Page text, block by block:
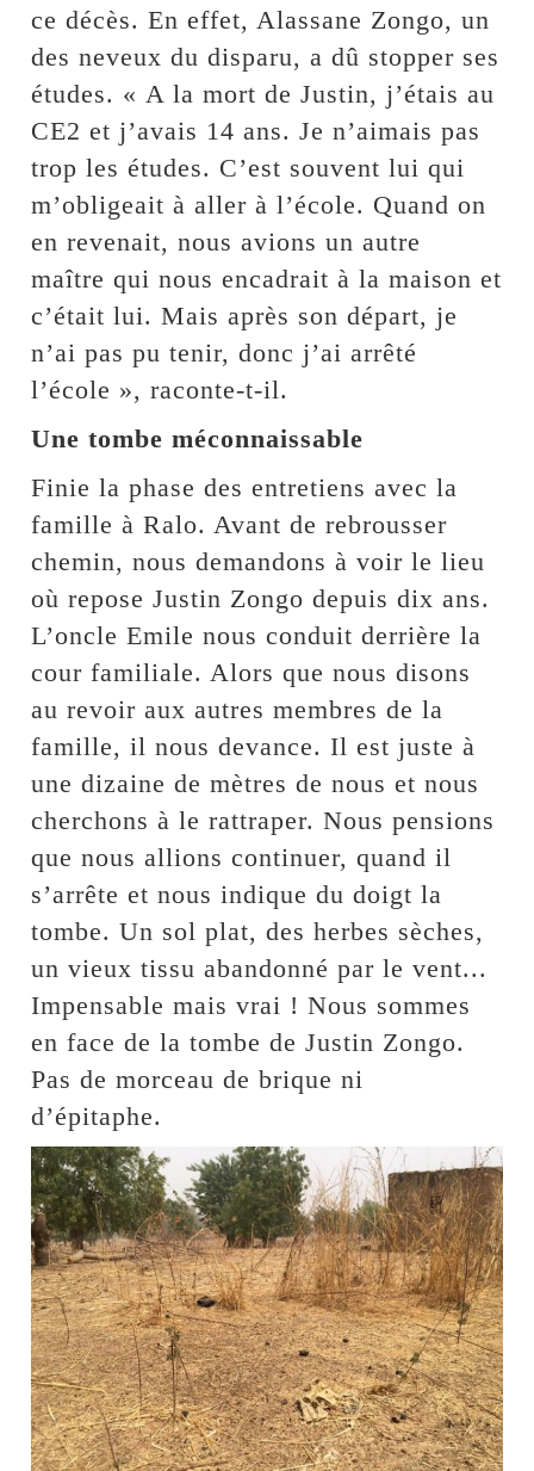
ce décès. En effet, Alassane Zongo, un
des neveux du disparu, a dû stopper ses
études. « A la mort de Justin, j’étais au
CE2 et j’avais 14 ans. Je n’aimais pas
trop les études. C’est souvent lui qui
m’obligeait à aller à l’école. Quand on
en revenait, nous avions un autre
maître qui nous encadrait à la maison et
c’était lui. Mais après son départ, je
n’ai pas pu tenir, donc j’ai arrêté
l’école », raconte-t-il.
Une tombe méconnaissable
Finie la phase des entretiens avec la
famille à Ralo. Avant de rebrousser
chemin, nous demandons à voir le lieu
où repose Justin Zongo depuis dix ans.
L’oncle Emile nous conduit derrière la
cour familiale. Alors que nous disons
au revoir aux autres membres de la
famille, il nous devance. Il est juste à
une dizaine de mètres de nous et nous
cherchons à le rattraper. Nous pensions
que nous allions continuer, quand il
s’arrête et nous indique du doigt la
tombe. Un sol plat, des herbes sèches,
un vieux tissu abandonné par le vent...
Impensable mais vrai ! Nous sommes
en face de la tombe de Justin Zongo.
Pas de morceau de brique ni
d’épitaphe.